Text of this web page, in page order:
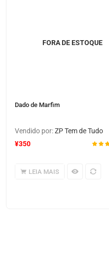
FORA DE ESTOQUE
Dado de Marfim
Vendido por:ZP Tem de Tudo
¥350
LEIA MAIS